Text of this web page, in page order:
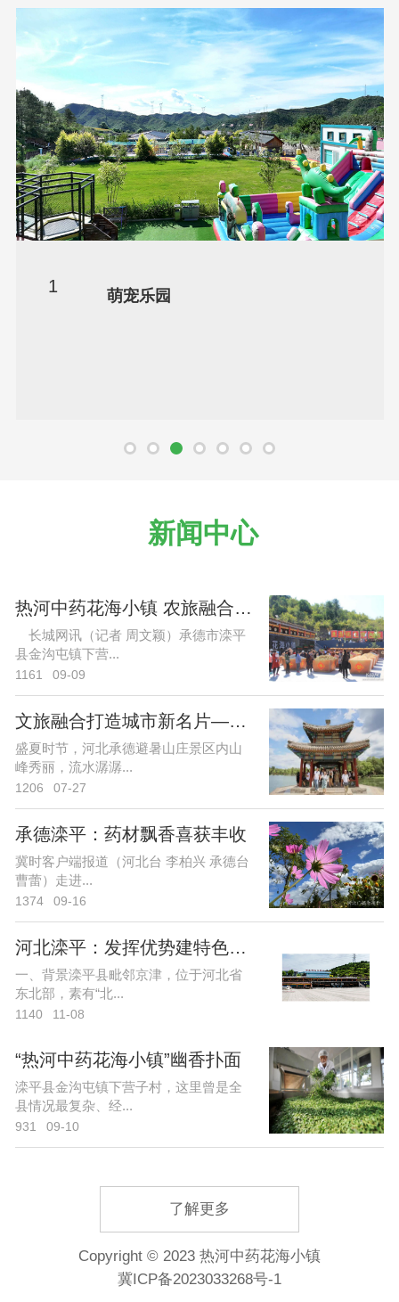
1 萌宠乐园
新闻中心
热河中药花海小镇 农旅融合助脱
长城网讯（记者 周文颖）承德市滦平
县金沟屯镇下营...
1161 09-09
文旅融合打造城市新名片——河北
盛夏时节，河北承德避暑山庄景区内山
峰秀丽，流水潺潺...
1206 07-27
承德滦平：药材飘香喜获丰收
冀时客户端报道（河北台 李柏兴 承德台
曹蕾）走进...
1374 09-16
河北滦平：发挥优势建特色产业
一、背景滦平县毗邻京津，位于河北省
东北部，素有“北...
1140 11-08
“热河中药花海小镇”幽香扑面
滦平县金沟屯镇下营子村，这里曾是全
县情况最复杂、经...
931 09-10
了解更多
Copyright © 2023 热河中药花海小镇
冀ICP备2023033268号-1